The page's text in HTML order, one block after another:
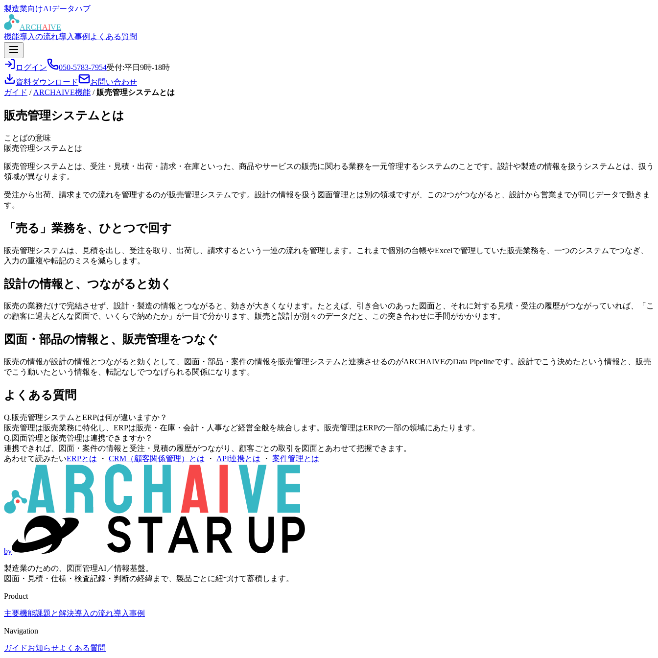
製造業向けAIデータハブ
ARCHAIVE
機能導入の流れ導入事例 よくある質問
ログイン 050-5783-7954受付:平日9時-18時
資料ダウンロード
お問い合わせ
ガイド / ARCHAIVE機能 / 販売管理システムとは
販売管理システムとは
ことばの意味
販売管理システムとは
販売管理システムとは、受注・見積・出荷・請求・在庫といった、商品やサービスの販売に関わる業務を一元管理するシステムのことです。設計や製造の情報を扱うシステムとは、扱う
領域が異なります。
受注から出荷、請求までの流れを管理するのが販売管理システムです。設計の情報を扱う図面管理とは別の領域ですが、この2つがつながると、設計から営業までが同じデータで動きま
す。
「売る」業務を、ひとつで回す
販売管理システムは、見積を出し、受注を取り、出荷し、請求するという一連の流れを管理します。これまで個別の台帳やExcelで管理していた販売業務を、一つのシステムでつなぎ、
入力の重複や転記のミスを減らします。
設計の情報と、つながると効く
販売の業務だけで完結させず、設計・製造の情報とつながると、効きが大きくなります。たとえば、引き合いのあった図面と、それに対する見積・受注の履歴がつながっていれば、「こ
の顧客に過去どんな図面で、いくらで納めたか」が一目で分かります。販売と設計が別々のデータだと、この突き合わせに手間がかかります。
図面・部品の情報と、販売管理をつなぐ
販売の情報が設計の情報とつながると効くとして、図面・部品・案件の情報を販売管理システムと連携させるのがARCHAIVEのData Pipelineです。設計でこう決めたという情報と、販売
でこう動いたという情報を、転記なしでつなげられる関係になります。
よくある質問
Q.販売管理システムとERPは何が違いますか？
販売管理は販売業務に特化し、ERPは販売・在庫・会計・人事など経営全般を統合します。販売管理はERPの一部の領域にあたります。
Q.図面管理と販売管理は連携できますか？
連携できれば、図面・案件の情報と受注・見積の履歴がつながり、顧客ごとの取引を図面とあわせて把握できます。
あわせて読みたいERPとは ・ CRM（顧客関係管理）とは ・ API連携とは ・ 案件管理とは
by
製造業のための、図面管理AI／情報基盤。
図面・見積・仕様・検査記録・判断の経緯まで、製品ごとに紐づけて蓄積します。
Product
主要機能課題と解決導入の流れ導入事例
Navigation
ガイドお知らせよくある質問